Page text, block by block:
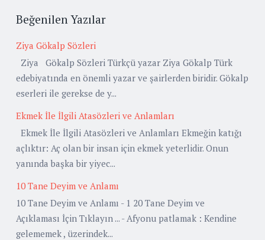
Beğenilen Yazılar
Ziya Gökalp Sözleri
Ziya Gökalp Sözleri Türkçü yazar Ziya Gökalp Türk
edebiyatında en önemli yazar ve şairlerden biridir. Gökalp
eserleri ile gerekse de y...
Ekmek İle İlgili Atasözleri ve Anlamları
Ekmek İle İlgili Atasözleri ve Anlamları Ekmeğin katığı
açlıktır: Aç olan bir insan için ekmek yeterlidir. Onun
yanında başka bir yiyec...
10 Tane Deyim ve Anlamı
10 Tane Deyim ve Anlamı - 1 20 Tane Deyim ve
Açıklaması İçin Tıklayın ... - Afyonu patlamak : Kendine
gelememek , üzerindek...